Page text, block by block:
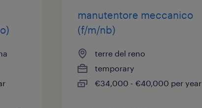
manutentore meccanico
(f/m/nb)
terre del reno
temporary
€34,000 - €40,000 per year